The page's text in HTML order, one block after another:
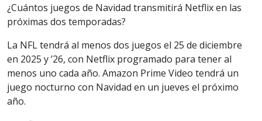
¿Cuántos juegos de Navidad transmitirá Netflix en las
próximas dos temporadas?
La NFL tendrá al menos dos juegos el 25 de diciembre
en 2025 y ’26, con Netflix programado para tener al
menos uno cada año. Amazon Prime Video tendrá un
juego nocturno con Navidad en un jueves el próximo
año.